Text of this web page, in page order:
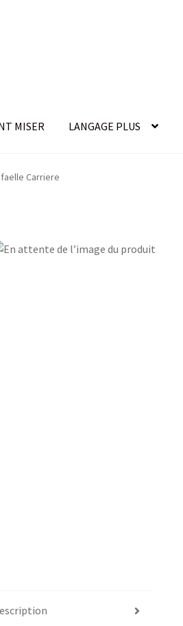
MISER LANGAGE PLUS
COMMENT MISER
Carriere